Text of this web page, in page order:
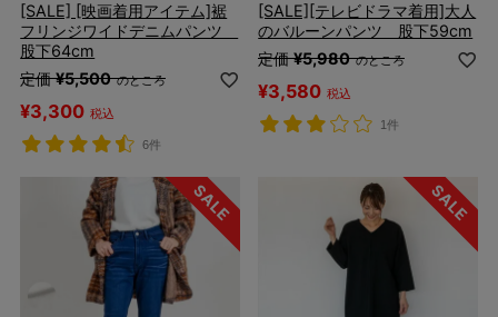
[SALE] [映画着用アイテム]裾
フリンジワイドデニムパンツ
股下64cm
定価 ¥5,500 のところ
¥3,300 税込
6件
[SALE][テレビドラマ着用]大人
のバルーンパンツ 股下59cm
定価 ¥5,980 のところ
¥3,580 税込
1件